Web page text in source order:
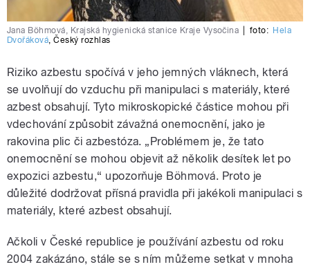
Jana Böhmová, Krajská hygienická stanice Kraje Vysočina foto: Hela
Dvořáková,Český rozhlas
Riziko azbestu spočívá v jeho jemných vláknech, která
se uvolňují do vzduchu při manipulaci s materiály, které
azbest obsahují. Tyto mikroskopické částice mohou při
vdechování způsobit závažná onemocnění, jako je
rakovina plic či azbestóza. „Problémem je, že tato
onemocnění se mohou objevit až několik desítek let po
expozici azbestu,“ upozorňuje Böhmová. Proto je
důležité dodržovat přísná pravidla při jakékoli manipulaci s
materiály, které azbest obsahují.
Ačkoli v České republice je používání azbestu od roku
2004 zakázáno, stále se s ním můžeme setkat v mnoha